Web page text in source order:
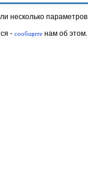
несколько
- сообщите нам об